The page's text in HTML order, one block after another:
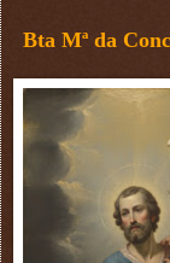
Bta Mª da